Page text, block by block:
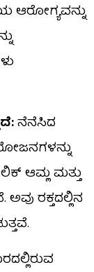
ಆರೋಗ್ಯವನ್ನು
ನೆನೆಸಿದ
ಆಮ್ಲ ಮತ್ತು
ರಕ್ತದಲ್ಲಿನ